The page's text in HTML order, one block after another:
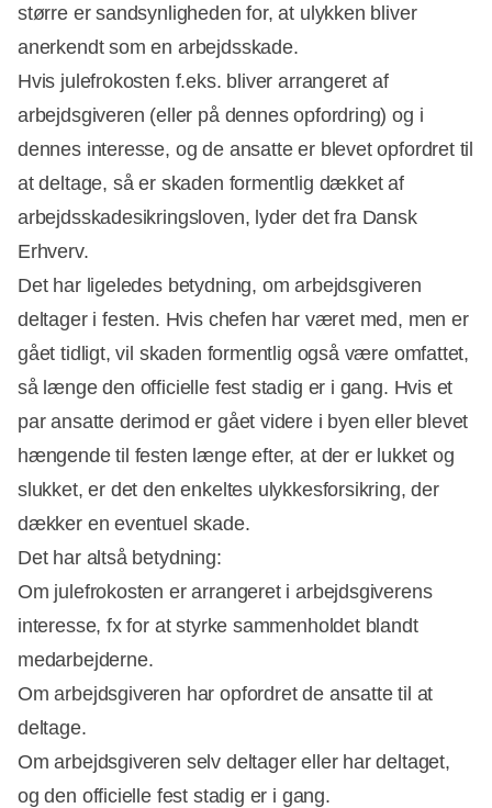
større er sandsynligheden for, at ulykken bliver
anerkendt som en arbejdsskade.
Hvis julefrokosten f.eks. bliver arrangeret af
arbejdsgiveren (eller på dennes opfordring) og i
dennes interesse, og de ansatte er blevet opfordret til
at deltage, så er skaden formentlig dækket af
arbejdsskadesikringsloven, lyder det fra Dansk
Erhverv.
Det har ligeledes betydning, om arbejdsgiveren
deltager i festen. Hvis chefen har været med, men er
gået tidligt, vil skaden formentlig også være omfattet,
så længe den officielle fest stadig er i gang. Hvis et
par ansatte derimod er gået videre i byen eller blevet
hængende til festen længe efter, at der er lukket og
slukket, er det den enkeltes ulykkesforsikring, der
dækker en eventuel skade.
Det har altså betydning:
Om julefrokosten er arrangeret i arbejdsgiverens
interesse, fx for at styrke sammenholdet blandt
medarbejderne.
Om arbejdsgiveren har opfordret de ansatte til at
deltage.
Om arbejdsgiveren selv deltager eller har deltaget,
og den officielle fest stadig er i gang.